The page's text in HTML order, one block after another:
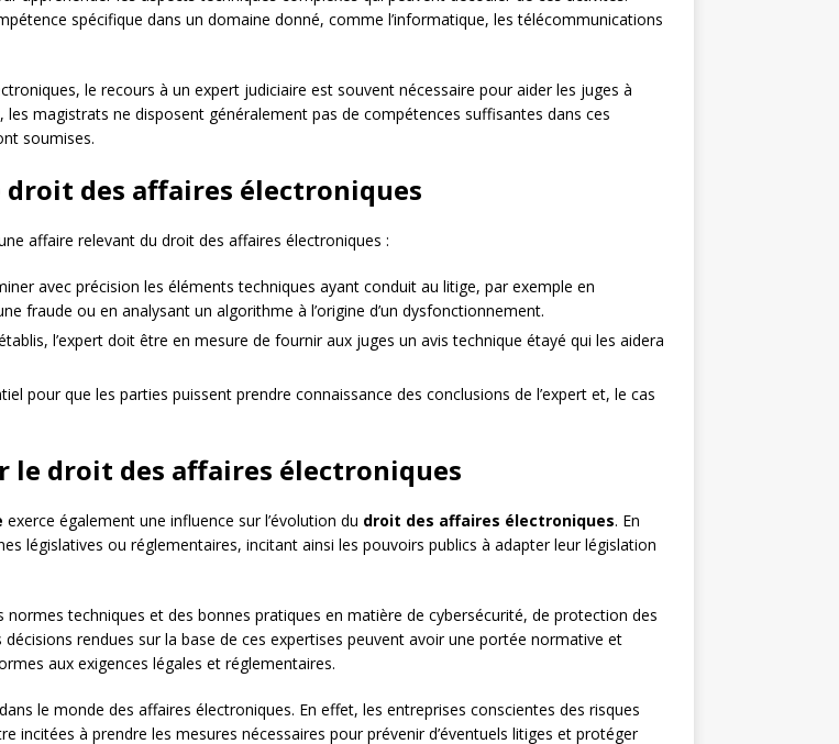
spécifique dans un domaine donné, comme l’informatique, les télécommunications
le recours à un expert judiciaire est souvent nécessaire pour aider les juges à
magistrats ne disposent généralement pas de compétences suffisantes dans ces
soumises.
droit des affaires électroniques
affaire relevant du droit des affaires électroniques :
avec précision les éléments techniques ayant conduit au litige, par exemple en
fraude ou en analysant un algorithme à l’origine d’un dysfonctionnement.
l’expert doit être en mesure de fournir aux juges un avis technique étayé qui les aidera
pour que les parties puissent prendre connaissance des conclusions de l’expert et, le cas
le droit des affaires électroniques
exerce également une influence sur l’évolution du droit des affaires électroniques. En
législatives ou réglementaires, incitant ainsi les pouvoirs publics à adapter leur législation
normes techniques et des bonnes pratiques en matière de cybersécurité, de protection des
rendues sur la base de ces expertises peuvent avoir une portée normative et
aux exigences légales et réglementaires.
le monde des affaires électroniques. En effet, les entreprises conscientes des risques
incitées à prendre les mesures nécessaires pour prévenir d’éventuels litiges et protéger